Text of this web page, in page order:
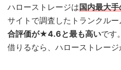
ハローストレージは国内最大
サイトで調査したトランクルー
合評価が★4.6と最も高いです
借りるなら、ハローストレージ